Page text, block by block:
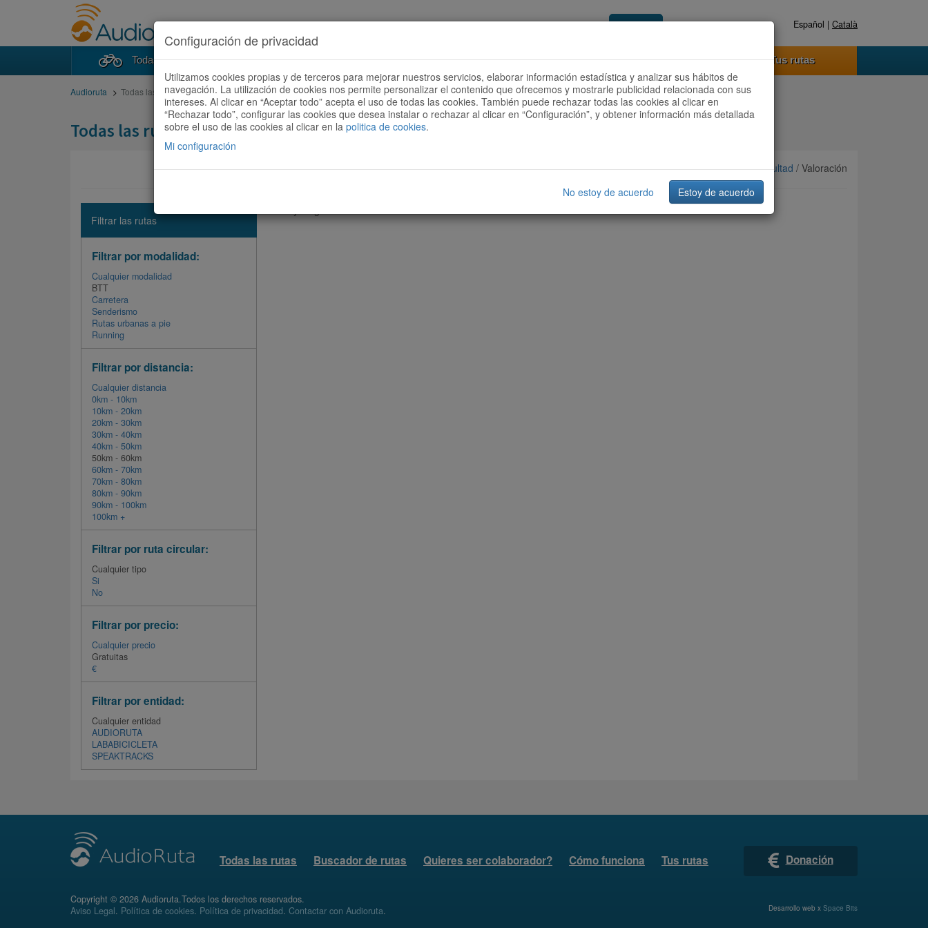
Acceder Registrate ahora Español | Català
Todas las rutas Buscador de rutas Quieres ser colaborador? Cómo funciona Tus rutas
Audioruta Todas las rutas
Todas las rutas
Ordenar por:Más recientes/Dificultad / Valoración
Filtrar las rutas
Filtrar por modalidad:
Cualquier modalidad
BTT
Carretera
Senderismo
Rutas urbanas a pie
Running
Filtrar por distancia:
Cualquier distancia
0km - 10km
10km - 20km
20km - 30km
30km - 40km
40km - 50km
50km - 60km
60km - 70km
70km - 80km
80km - 90km
90km - 100km
100km +
Filtrar por ruta circular:
Cualquier tipo
Si
No
Filtrar por precio:
Cualquier precio
Gratuitas
€
Filtrar por entidad:
Cualquier entidad
AUDIORUTA
LABABICICLETA
SPEAKTRACKS
Todas las rutas Buscador de rutas Quieres ser colaborador? Cómo funciona Tus rutas Donación
Copyright © 2026 Audioruta.Todos los derechos reservados.
Aviso Legal. Política de cookies. Política de privacidad. Contactar con Audioruta. Desarrollo web x Space Bits
Configuración de privacidad
Utilizamos cookies propias y de terceros para mejorar nuestros servicios, elaborar información estadística y analizar sus hábitos de
navegación. La utilización de cookies nos permite personalizar el contenido que ofrecemos y mostrarle publicidad relacionada con sus
intereses. Al clicar en “Aceptar todo” acepta el uso de todas las cookies. También puede rechazar todas las cookies al clicar en
“Rechazar todo”, configurar las cookies que desea instalar o rechazar al clicar en “Configuración”, y obtener información más detallada
sobre el uso de las cookies al clicar en la politica de cookies.
Mi configuración
No estoy de acuerdo Estoy de acuerdo